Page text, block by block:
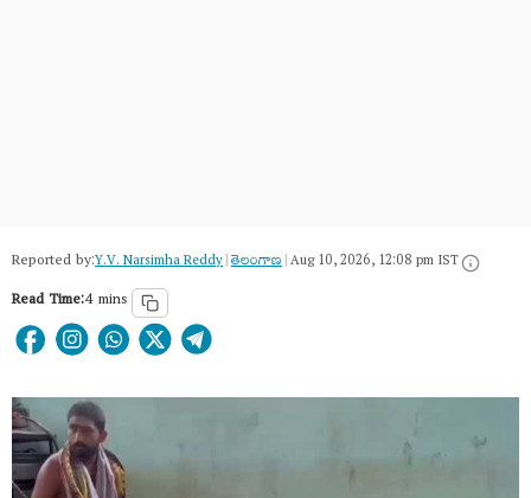
Reported by:Y.V. Narsimha Reddy|తెలంగాణ‌|Aug 10, 2026, 12:08 pm IST
Read Time:4 mins